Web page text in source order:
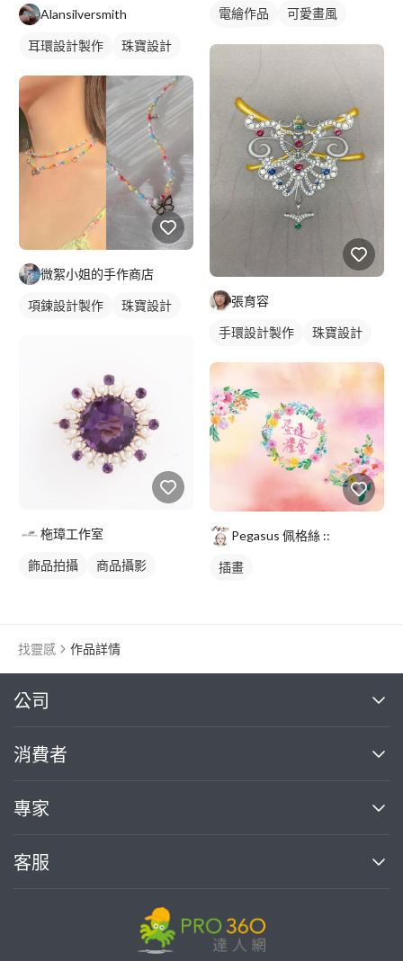
Alansilversmith
耳環設計製作 珠寶設計
微絮小姐的手作商店
項鍊設計製作 珠寶設計
柂璋工作室
飾品拍攝 商品攝影
電繪作品
可愛畫風
張育容
手環設計製作 珠寶設計
Pegasus 佩格絲 ::
插畫
找靈感 作品詳情
公司
關於我們
部落格
加入我們
消費者
買服務
熱門服務
專家
案件中心
客服
繼續完成